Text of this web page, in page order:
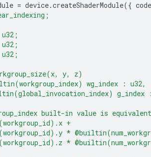
= device.createShaderModule({ code
y, z)
wg_index : u32,
g_index
built-in value is
+
*
*